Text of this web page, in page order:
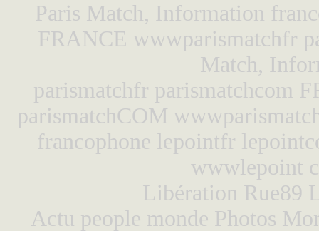
Paris Match, Information
FRANCE wwwparismatchfr
Match,
parismatchfr parismatchcom
parismatchCOM
francophone lepointfr
wwwlepoint
Libération Rue89
Actu people monde Photos